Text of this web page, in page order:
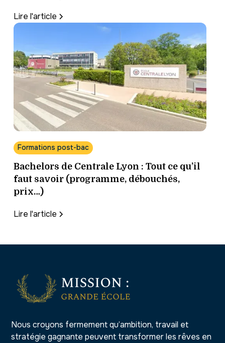
Lire l'article
Formations post-bac
Bachelors de Centrale Lyon : Tout ce qu’il
faut savoir (programme, débouchés,
prix…)
Lire l'article
Nous croyons fermement qu’ambition, travail et
stratégie gagnante peuvent transformer les rêves en